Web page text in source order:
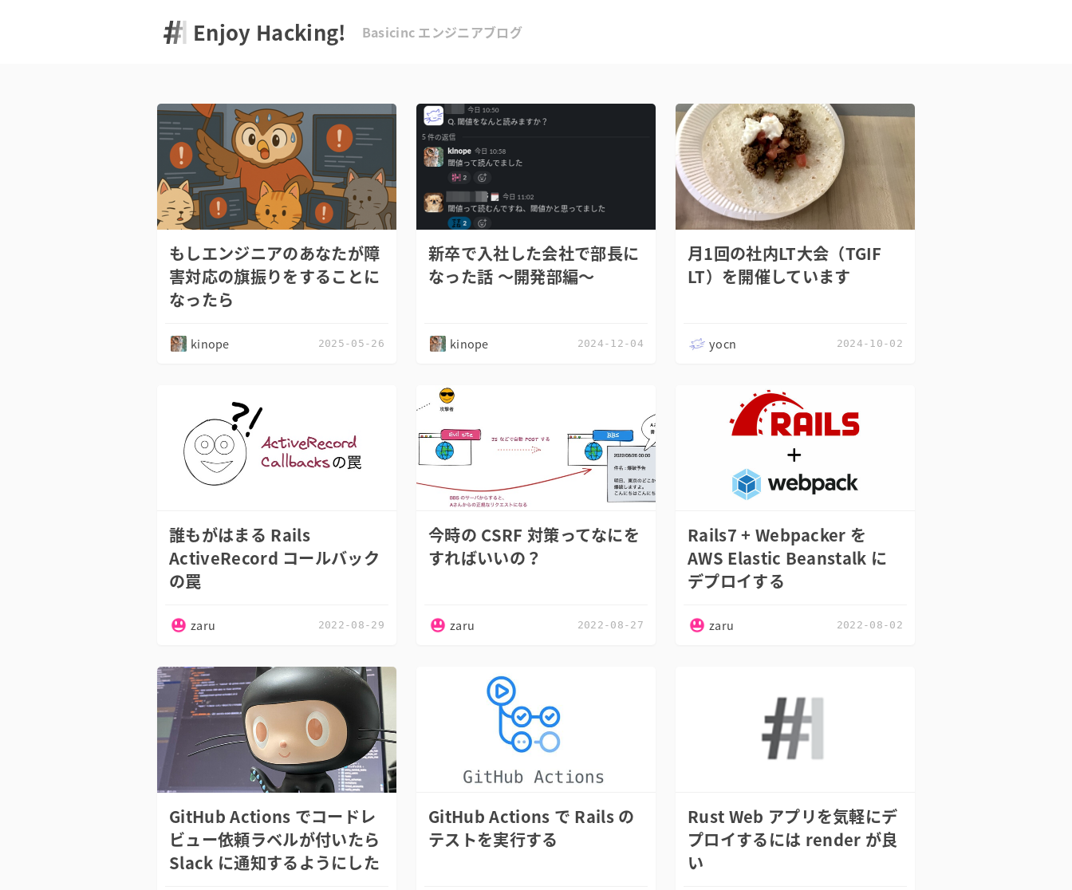
Enjoy Hacking! Basicinc エンジニアブログ
もしエンジニアのあなたが障
害対応の旗振りをすることに
なったら
kinope 2025-05-26
新卒で入社した会社で部長に
なった話 〜開発部編〜
kinope 2024-12-04
月1回の社内LT大会（TGIF
LT）を開催しています
yocn 2024-10-02
誰もがはまる Rails
ActiveRecord コールバック
の罠
zaru 2022-08-29
今時の CSRF 対策ってなにを
すればいいの？
zaru 2022-08-27
Rails7 + Webpacker を
AWS Elastic Beanstalk に
デプロイする
zaru 2022-08-02
GitHub Actions でコードレ
ビュー依頼ラベルが付いたら
Slack に通知するようにした
GitHub Actions で Rails の
テストを実行する
Rust Web アプリを気軽にデ
プロイするには render が良
い